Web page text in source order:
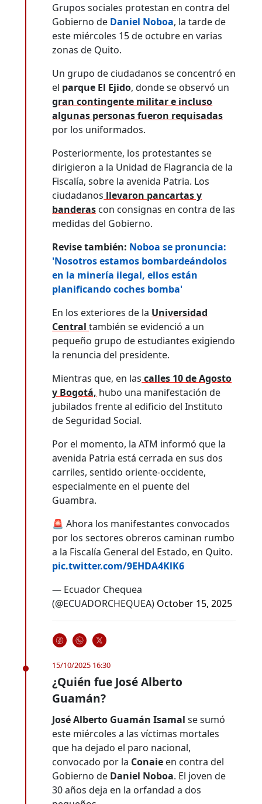
Grupos sociales protestan en contra del
Gobierno de Daniel Noboa, la tarde de
este miércoles 15 de octubre en varias
zonas de Quito.
Un grupo de ciudadanos se concentró en
el parque El Ejido, donde se observó un
gran contingente militar e incluso
algunas personas fueron requisadas
por los uniformados.
Posteriormente, los protestantes se
dirigieron a la Unidad de Flagrancia de la
Fiscalía, sobre la avenida Patria. Los
ciudadanos llevaron pancartas y
banderas con consignas en contra de las
medidas del Gobierno.
Revise también: Noboa se pronuncia:
'Nosotros estamos bombardeándolos
en la minería ilegal, ellos están
planificando coches bomba'
En los exteriores de la Universidad
Centraltambién se evidenció a un
pequeño grupo de estudiantes exigiendo
la renuncia del presidente.
Mientras que, en las calles 10 de Agosto
y Bogotá, hubo una manifestación de
jubilados frente al edificio del Instituto
de Seguridad Social.
Por el momento, la ATM informó que la
avenida Patria está cerrada en sus dos
carriles, sentido oriente-occidente,
especialmente en el puente del
Guambra.
🚨 Ahora los manifestantes convocados
por los sectores obreros caminan rumbo
a la Fiscalía General del Estado, en Quito.
pic.twitter.com/9EHDA4KlK6
— Ecuador Chequea
(@ECUADORCHEQUEA) October 15, 2025
15/10/2025 16:30
¿Quién fue José Alberto
Guamán?
José Alberto Guamán Isamalse sumó
este miércoles a las víctimas mortales
que ha dejado el paro nacional,
convocado por la Conaie en contra del
Gobierno de Daniel Noboa. El joven de
30 años deja en la orfandad a dos